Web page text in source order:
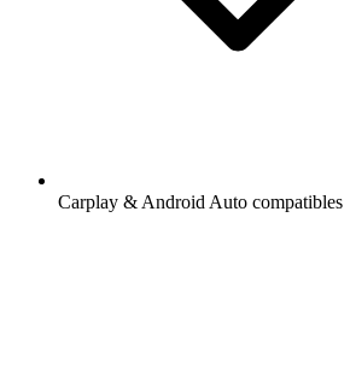
Carplay & Android Auto compatibles